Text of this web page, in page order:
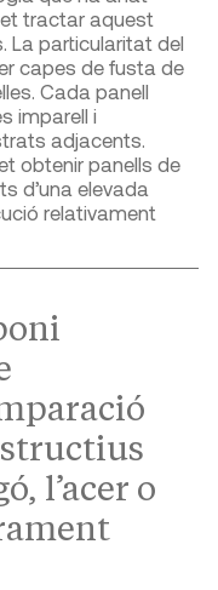
tractar aquest
La particularitat del
capes de fusta de
Cada panell
imparell i
adjacents.
obtenir panells de
d’una elevada
relativament
l’acer o